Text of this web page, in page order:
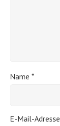
Name *
E-Mail-Adresse